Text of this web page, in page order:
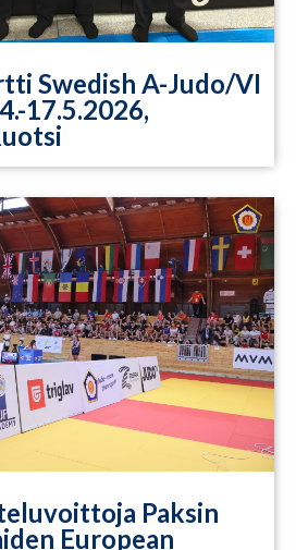
Swedish A-Judo/VI
17.5.2026,
Paksin
European